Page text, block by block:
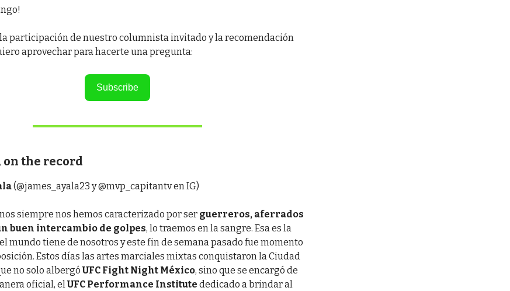
la participación de nuestro columnista invitado y la recomendación
aprovechar para hacerte una pregunta:
Subscribe
on the record
(@james_ayala23 y @mvp_capitantv en IG)
siempre nos hemos caracterizado por ser guerreros, aferrados
buen intercambio de golpes, lo traemos en la sangre. Esa es la
mundo tiene de nosotros y este fin de semana pasado fue momento
Estos días las artes marciales mixtas conquistaron la Ciudad
no solo albergóUFC Fight Night México, sino que se encargó de
oficial, elUFC Performance Institute dedicado a brindar al